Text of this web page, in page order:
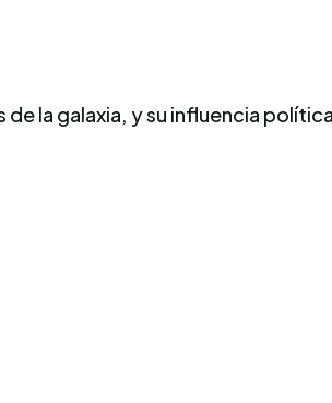
la galaxia, y su influencia